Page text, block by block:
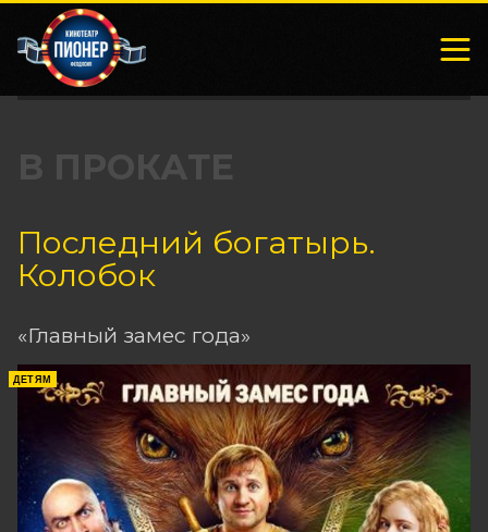
В ПРОКАТЕ
Последний богатырь.
Колобок
«Главный замес года»
ДЕТЯМ